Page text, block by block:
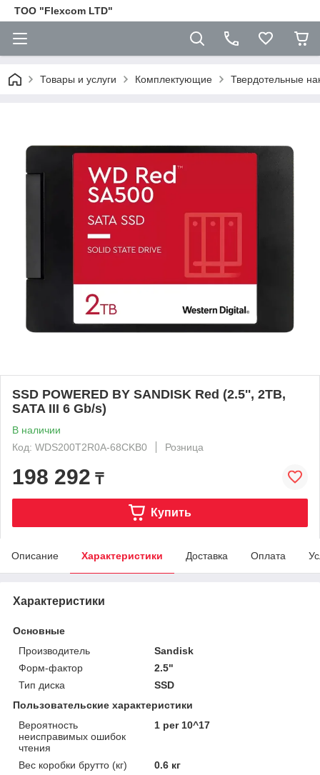
ТОО "Flexcom LTD"
Товары и услуги Комплектующие Твердотельные
SSD POWERED BY SANDISK Red (2.5'', 2TB,
SATA III 6 Gb/s)
В наличии
Код: WDS200T2R0A-68CKB0
Розница
198 292 ₸
Купить
Описание Характеристики Доставка Оплата
Характеристики
Основные
Производитель
Sandisk
Форм-фактор
2.5"
Тип диска
SSD
Пользовательские характеристики
Вероятность
неисправимых ошибок
чтения
1 per 10^17
Вес коробки брутто (кг)
0.6 кг